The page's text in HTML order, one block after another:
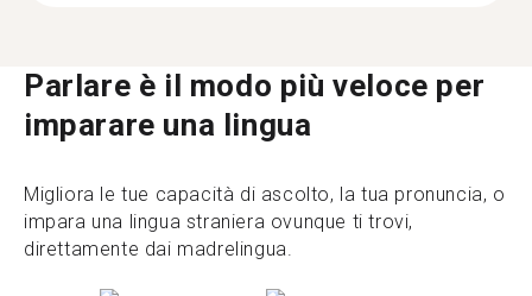
Parlare è il modo più veloce per
imparare una lingua
Migliora le tue capacità di ascolto, la tua pronuncia, o
impara una lingua straniera ovunque ti trovi,
direttamente dai madrelingua.